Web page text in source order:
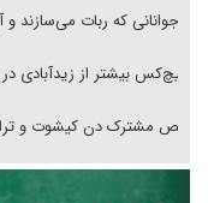
نوجوانانی که ربات می‌سازند و
هیچ‌کس بیشتر از زیدآبادی
رقص مشترک دن کیشوت و
دنده دولت به واگذاری